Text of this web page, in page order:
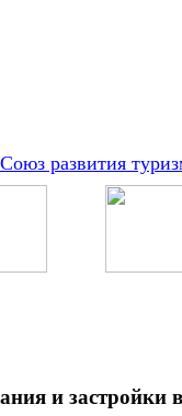
развития
и застройки